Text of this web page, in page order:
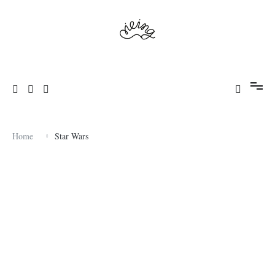
Home Star Wars